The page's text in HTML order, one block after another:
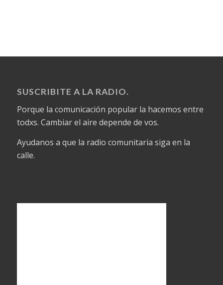
SUSCRIBITE A LA RADIO.
Porque la comunicación popular la hacemos entre
todxs. Cambiar el aire depende de vos.
Ayudanos a que la radio comunitaria siga en la
calle.